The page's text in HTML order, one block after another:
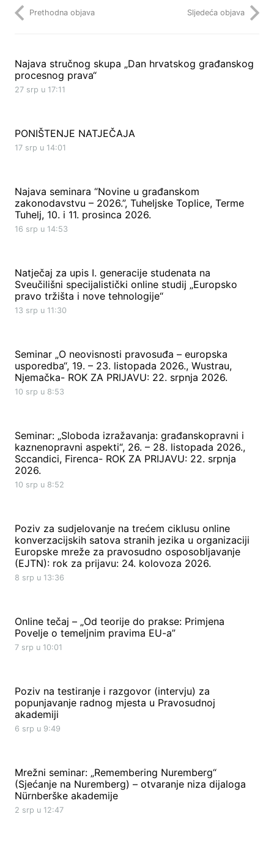
Prethodna objava Sljedeća objava
Najava stručnog skupa „Dan hrvatskog građanskog
procesnog prava“
27 srp u 17:11
PONIŠTENJE NATJEČAJA
17 srp u 14:01
Najava seminara “Novine u građanskom
zakonodavstvu – 2026.”, Tuheljske Toplice, Terme
Tuhelj, 10. i 11. prosinca 2026.
16 srp u 14:53
Natječaj za upis I. generacije studenata na
Sveučilišni specijalistički online studij „Europsko
pravo tržišta i nove tehnologije“
13 srp u 11:30
Seminar „O neovisnosti pravosuđa – europska
usporedba“, 19. – 23. listopada 2026., Wustrau,
Njemačka- ROK ZA PRIJAVU: 22. srpnja 2026.
10 srp u 8:53
Seminar: „Sloboda izražavanja: građanskopravni i
kaznenopravni aspekti“, 26. – 28. listopada 2026.,
Sccandici, Firenca- ROK ZA PRIJAVU: 22. srpnja
2026.
10 srp u 8:52
Poziv za sudjelovanje na trećem ciklusu online
konverzacijskih satova stranih jezika u organizaciji
Europske mreže za pravosudno osposobljavanje
(EJTN): rok za prijavu: 24. kolovoza 2026.
8 srp u 13:36
Online tečaj – „Od teorije do prakse: Primjena
Povelje o temeljnim pravima EU-a”
7 srp u 10:01
Poziv na testiranje i razgovor (intervju) za
popunjavanje radnog mjesta u Pravosudnoj
akademiji
6 srp u 9:49
Mrežni seminar: „Remembering Nuremberg“
(Sjećanje na Nuremberg) – otvaranje niza dijaloga
Nürnberške akademije
2 srp u 12:47